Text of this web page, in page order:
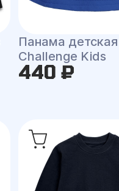
Панама детская
Challenge Kids
440 ₽